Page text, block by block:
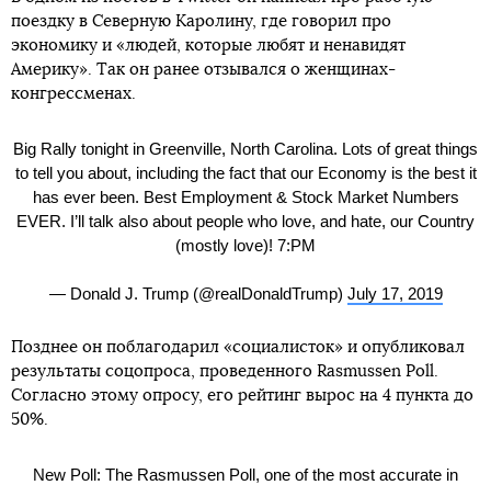
поездку в Северную Каролину, где говорил про
экономику и «людей, которые любят и ненавидят
Америку». Так он ранее отзывался о женщинах-
конгрессменах.
Big Rally tonight in Greenville, North Carolina. Lots of great things
to tell you about, including the fact that our Economy is the best it
has ever been. Best Employment & Stock Market Numbers
EVER. I’ll talk also about people who love, and hate, our Country
(mostly love)! 7:PM
— Donald J. Trump (@realDonaldTrump) July 17, 2019
Позднее он поблагодарил «социалисток» и опубликовал
результаты соцопроса, проведенного Rasmussen Poll.
Согласно этому опросу, его рейтинг вырос на 4 пункта до
50%.
New Poll: The Rasmussen Poll, one of the most accurate in